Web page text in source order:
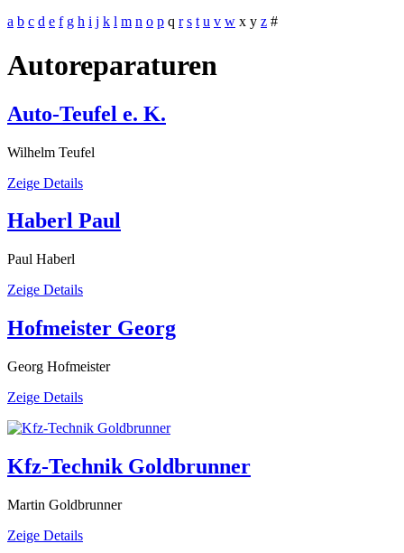
a b c d e f g h i j k l m n o p q r s t u v w x y z #
Autoreparaturen
Auto-Teufel e. K.
Wilhelm Teufel
Zeige Details
Haberl Paul
Paul Haberl
Zeige Details
Hofmeister Georg
Georg Hofmeister
Zeige Details
Kfz-Technik Goldbrunner
Martin Goldbrunner
Zeige Details